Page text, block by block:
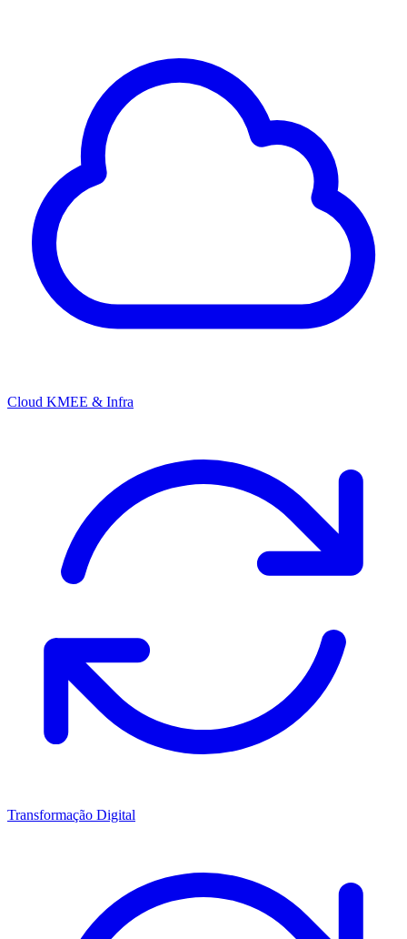
Cloud KMEE & Infra
Transformação Digital